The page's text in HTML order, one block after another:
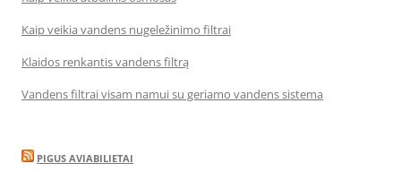
Kaip veikia vandens nugeležinimo filtrai
Klaidos renkantis vandens filtrą
Vandens filtrai visam namui su geriamo vandens sistema
PIGUS AVIABILIETAI